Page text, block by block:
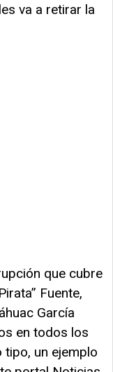
va a retirar la
que cubre
Fuente,
García
en todos los
un ejemplo